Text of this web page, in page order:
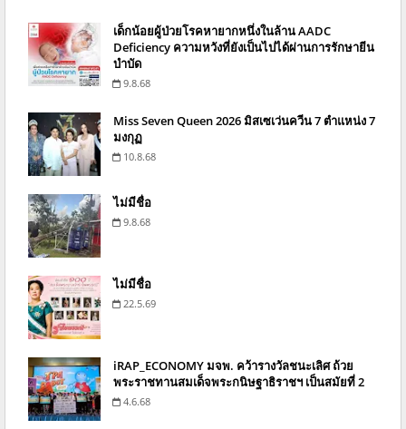
เด็กน้อยผู้ป่วยโรคหายากหนึ่งในล้าน AADC
Deficiency ความหวังที่ยังเป็นไปได้ผ่านการรักษายีน
บำบัด
9.8.68
Miss Seven Queen 2026 มิสเซเว่นควีน 7 ตำแหน่ง 7
มงกุฏ
10.8.68
ไม่มีชื่อ
9.8.68
ไม่มีชื่อ
22.5.69
iRAP_ECONOMY มจพ. คว้ารางวัลชนะเลิศ ถ้วย
พระราชทานสมเด็จพระกนิษฐาธิราชฯ เป็นสมัยที่ 2
4.6.68